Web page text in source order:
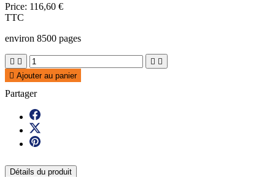
Price: 116,60 €
TTC
environ 8500 pages
   
 Ajouter au panier
Partager
Détails du produit